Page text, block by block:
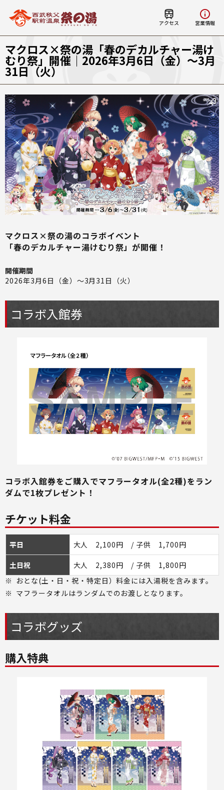
アクセス 営業情報
マクロス×祭の湯「春のデカルチャー湯け
むり祭」開催｜2026年3月6日（金）～3月
31日（火）
マクロス×祭の湯のコラボイベント
「春のデカルチャー湯けむり祭」が開催！
開催期間
2026年3月6日（金）～3月31日（火）
コラボ入館券
コラボ入館券をご購入でマフラータオル(全2種)をラン
ダムで1枚プレゼント！
チケット料金
平日 大人 2,100円 / 子供 1,700円
土日祝
大人 2,380円 / 子供 1,800円
※ おとな(土・日・祝・特定日）料金には入湯税を含みます。
※ マフラータオルはランダムでのお渡しとなります。
コラボグッズ
購入特典